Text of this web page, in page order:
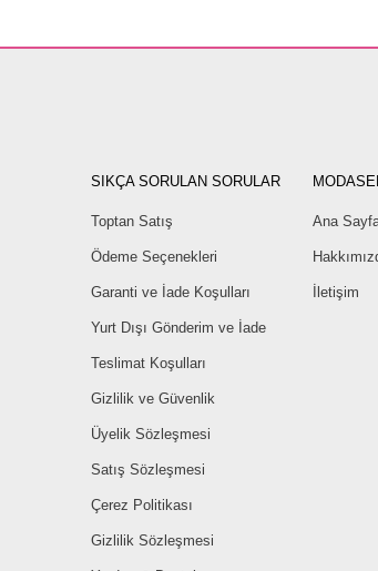
SIKÇA SORULAN SORULAR
Toptan Satış
Ödeme Seçenekleri
Garanti ve İade Koşulları
Yurt Dışı Gönderim ve İade
Teslimat Koşulları
Gizlilik ve Güvenlik
Üyelik Sözleşmesi
Satış Sözleşmesi
Çerez Politikası
Gizlilik Sözleşmesi
Ana
İletişim